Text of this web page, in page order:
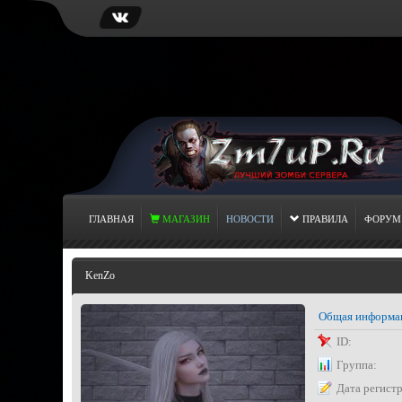
ГЛАВНАЯ МАГАЗИН НОВОСТИ ПРАВИЛА ФОРУМ
KenZo
Общая
ID:
Группа:
Дата